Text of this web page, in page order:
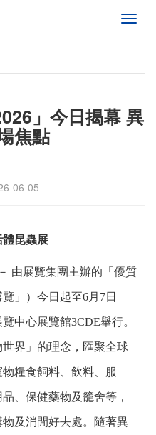
频
」今日揭幕 異
焦點
06-05
體昆蟲展
由展覽集團主辦的「優質
」）今日起至6月7日
中心展覽館3CDE舉行。
界」的理念，匯聚全球
糧食飼料、飲料、服
、保健藥物及籠舍等，
及消閒好去處。隨著異